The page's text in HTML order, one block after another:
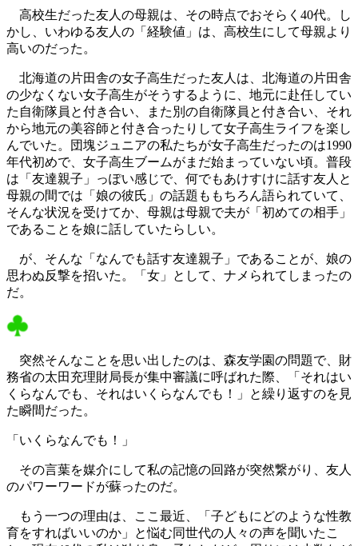
高校生だった友人の母親は、その時点でおそらく40代。し
かし、いわゆる友人の「経験値」は、高校生にして母親より
高いのだった。
北海道の片田舎の女子高生だった友人は、北海道の片田舎
の少なくない女子高生がそうするように、地元に赴任してい
た自衛隊員と付き合い、また別の自衛隊員と付き合い、それ
から地元の美容師と付き合ったりして女子高生ライフを楽し
んでいた。団塊ジュニアの私たちが女子高生だったのは1990
年代初めで、女子高生ブームがまだ始まっていない頃。普段
は「友達親子」っぽい感じで、何でもあけすけに話す友人と
母親の間では「娘の彼氏」の話題ももちろん語られていて、
そんな状況を受けてか、母親は母親で夫が「初めての相手」
であることを娘に話していたらしい。
が、そんな「なんでも話す友達親子」であることが、娘の
思わぬ反撃を招いた。「女」として、ナメられてしまったの
だ。
突然そんなことを思い出したのは、森友学園の問題で、財
務省の太田充理財局長が集中審議に呼ばれた際、「それはい
くらなんでも、それはいくらなんでも！」と繰り返すのを見
た瞬間だった。
「いくらなんでも！」
その言葉を媒介にして私の記憶の回路が突然繋がり、友人
のパワーワードが蘇ったのだ。
もう一つの理由は、ここ最近、「子どもにどのような性教
育をすればいいのか」と悩む同世代の人々の声を聞いたこ